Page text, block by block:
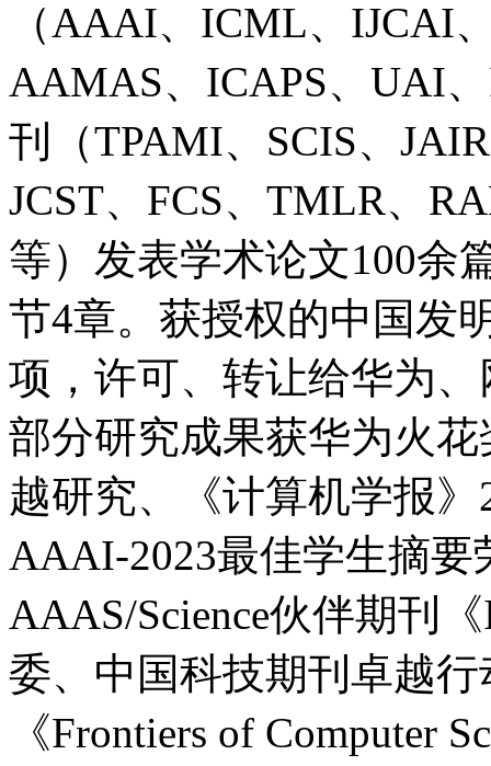
（AAAI、ICML、IJCAI
AAMAS、ICAPS、UAI
刊（TPAMI、SCIS、
JCST、FCS、TMLR、
等）发表学术论文100余
节4章。获授权的中国发
项，许可、转让给华为
部分研究成果获华为火
越研究、《计算机学报
AAAI-2023最佳学生摘要
AAAS/Science伙伴期刊
委、中国科技期刊卓越
《Frontiers of Computer